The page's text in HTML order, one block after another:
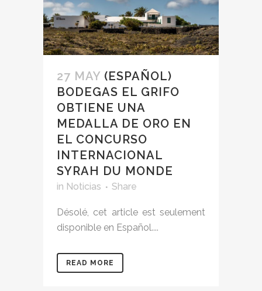
27 MAY (ESPAÑOL)
BODEGAS EL GRIFO
OBTIENE UNA
MEDALLA DE ORO EN
EL CONCURSO
INTERNACIONAL
SYRAH DU MONDE
in Noticias Share
Désolé, cet article est seulement
disponible en Español....
READ MORE